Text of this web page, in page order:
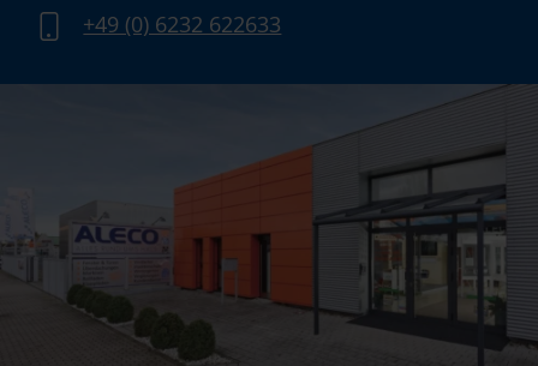
+49 (0) 6232 622633